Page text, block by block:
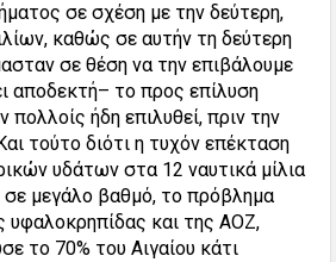
σε σχέση με την δεύτερη,
καθώς σε αυτήν τη δεύτερη
σε θέση να την επιβάλουμε
αποδεκτή– το προς επίλυση
πολλοίς ήδη επιλυθεί, πριν την
τούτο διότι η τυχόν επέκταση
υδάτων στα 12 ναυτικά μίλια
σε μεγάλο βαθμό, το πρόβλημα
υφαλοκρηπίδας και της ΑΟΖ,
το 70% του Αιγαίου κάτι